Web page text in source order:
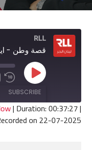
RLL
قصة وطن -
Play
Episode
10SUBSCRIBE
SHARE
| Duration: 00:37:27|
on 22-07-2025